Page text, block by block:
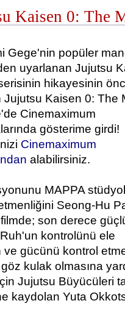
Kaisen 0: The
Gege'nin popüler
uyarlanan Jujutsu
hikayesinin
Jujutsu Kaisen 0: The
Cinemaximum
gösterime girdi!
Cinemaximum
alabilirsiniz.
MAPPA
Seong-Hu
filmde; son derece
kontrolünü ele
ve gücünü kontrol
kulak olmasına
Jujutsu Büyücüleri
kaydolan Yuta